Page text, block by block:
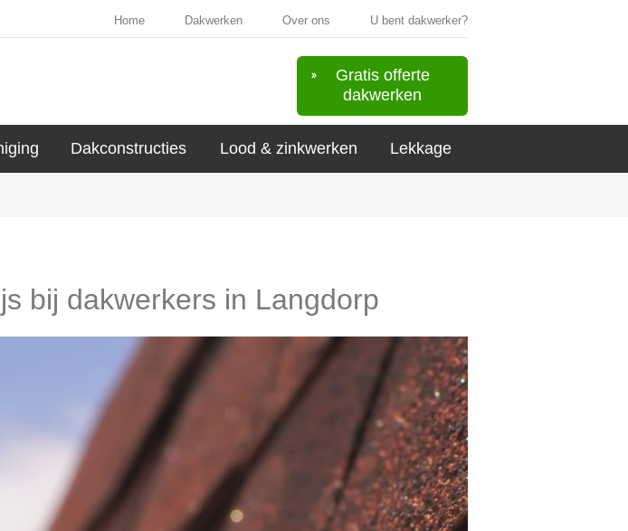
Home Dakwerken Over ons U bent dakwerker?
Gratis offerte
dakwerken
Dakconstructies Lood & zinkwerken Lekkage
bij dakwerkers in Langdorp